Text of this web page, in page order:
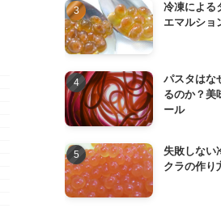
冷凍による
エマルショ
パスタはな
るのか？美
ール
失敗しない
クラの作り